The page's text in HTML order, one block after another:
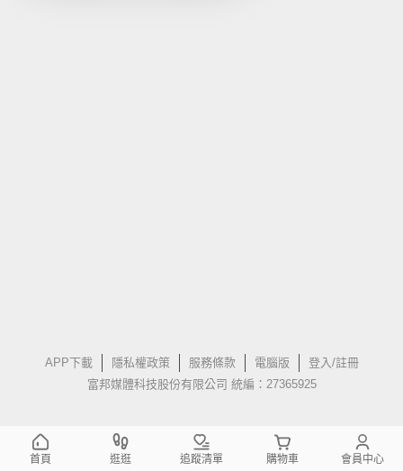
APP下載 隱私權政策 服務條款 電腦版
登入/註冊
富邦媒體科技股份有限公司 統編：27365925
首頁 逛逛 追蹤清單 購物車 會員中心